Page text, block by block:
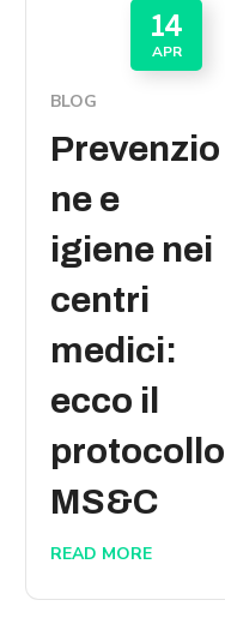
14
APR
BLOG
Prevenzio
ne e
igiene nei
centri
medici:
ecco il
protocollo
MS&C
READ MORE